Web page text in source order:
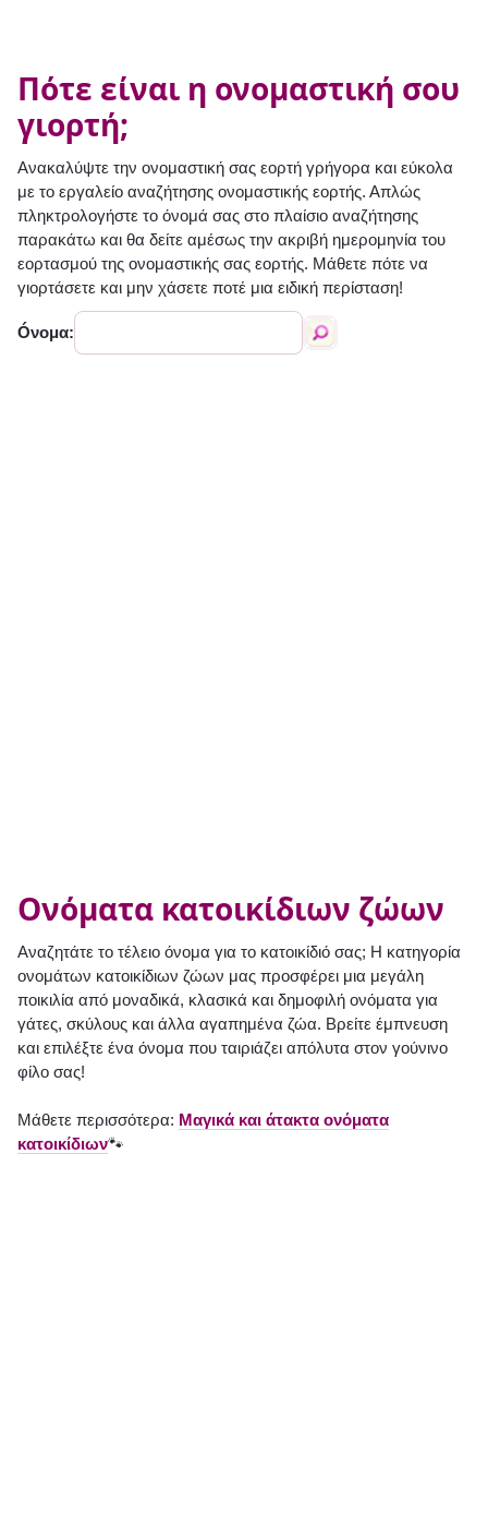
Πότε είναι η ονομαστική σου
γιορτή;
Ανακαλύψτε την ονομαστική σας εορτή γρήγορα και εύκολα
με το εργαλείο αναζήτησης ονομαστικής εορτής. Απλώς
πληκτρολογήστε το όνομά σας στο πλαίσιο αναζήτησης
παρακάτω και θα δείτε αμέσως την ακριβή ημερομηνία του
εορτασμού της ονομαστικής σας εορτής. Μάθετε πότε να
γιορτάσετε και μην χάσετε ποτέ μια ειδική περίσταση!
Óνομα:
Ονόματα κατοικίδιων ζώων
Αναζητάτε το τέλειο όνομα για το κατοικίδιό σας; Η κατηγορία
ονομάτων κατοικίδιων ζώων μας προσφέρει μια μεγάλη
ποικιλία από μοναδικά, κλασικά και δημοφιλή ονόματα για
γάτες, σκύλους και άλλα αγαπημένα ζώα. Βρείτε έμπνευση
και επιλέξτε ένα όνομα που ταιριάζει απόλυτα στον γούνινο
φίλο σας!
Μάθετε περισσότερα: Μαγικά και άτακτα ονόματα
κατοικίδιων🐾